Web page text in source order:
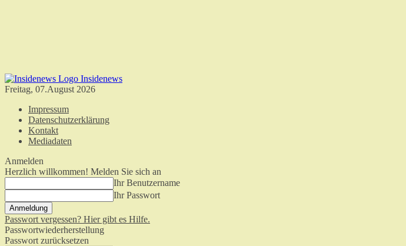
Insidenews
Freitag, 07.August 2026
Impressum
Datenschutzerklärung
Kontakt
Mediadaten
Anmelden
Herzlich willkommen! Melden Sie sich an
Ihr Benutzername
Ihr Passwort
Passwort vergessen? Hier gibt es Hilfe.
Passwortwiederherstellung
Passwort zurücksetzen